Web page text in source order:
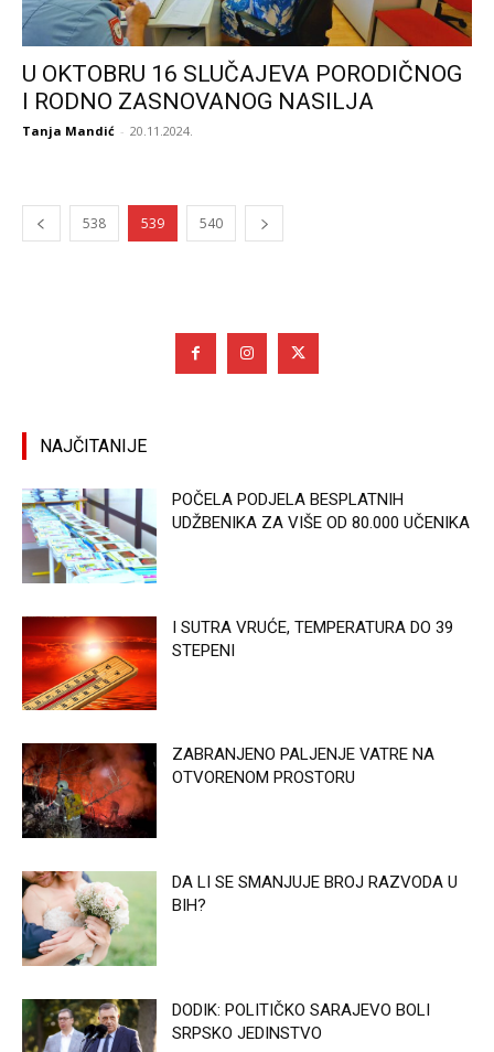
U OKTOBRU 16 SLUČAJEVA PORODIČNOG
I RODNO ZASNOVANOG NASILJA
Tanja Mandić - 20.11.2024.
538 539 540
NAJČITANIJE
POČELA PODJELA BESPLATNIH
UDŽBENIKA ZA VIŠE OD 80.000 UČENIKA
I SUTRA VRUĆE, TEMPERATURA DO 39
STEPENI
ZABRANJENO PALJENJE VATRE NA
OTVORENOM PROSTORU
DA LI SE SMANJUJE BROJ RAZVODA U
BIH?
DODIK: POLITIČKO SARAJEVO BOLI
SRPSKO JEDINSTVO